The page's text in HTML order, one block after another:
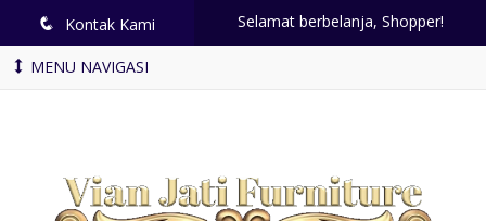
q Kontak Kami Selamat berbelanja, Shopper!
MENU NAVIGASI